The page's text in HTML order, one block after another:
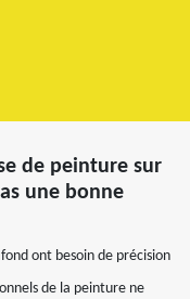
de peinture sur
une bonne
ont besoin de précision
de la peinture ne